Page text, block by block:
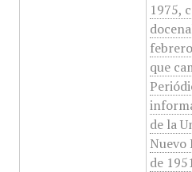
1975,
que
de la
Nuevo
de